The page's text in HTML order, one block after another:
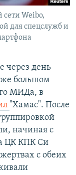
сети Weibo,
для спецслужб и
через день
же большом
МИДа, в
"Хамас". После
начиная с
ЦК КПК Си
с обеих